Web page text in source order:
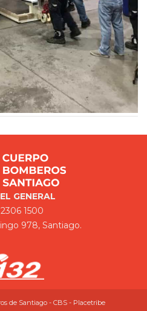
GENERAL
2306 1500
978, Santiago.
de Santiago - CBS - Placetribe